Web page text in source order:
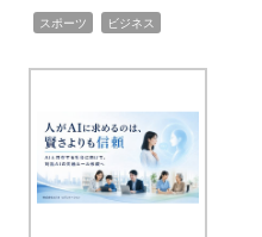
スポーツ ビジネス